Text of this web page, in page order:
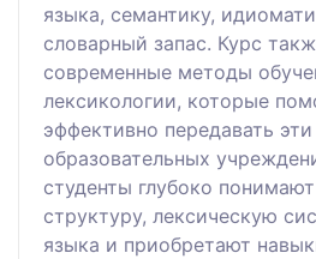
языка, семантику,
словарный запас. Курс
современные методы
лексикологии, которые
эффективно передавать
образовательных
студенты глубоко
структуру, лексическую
языка и приобретают